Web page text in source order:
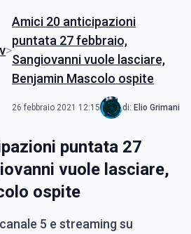
>
Amici 20 anticipazioni
puntata 27 febbraio,
Sangiovanni vuole lasciare,
Benjamin Mascolo ospite
26 febbraio 2021 12:15 di: Elio Grimani
puntata 27
vuole lasciare,
ospite
5 e streaming su